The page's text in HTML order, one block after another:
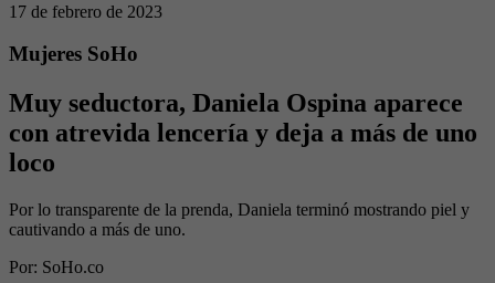
17 de febrero de 2023
Mujeres SoHo
Muy seductora, Daniela Ospina aparece
con atrevida lencería y deja a más de uno
loco
Por lo transparente de la prenda, Daniela terminó mostrando piel y
cautivando a más de uno.
Por: SoHo.co